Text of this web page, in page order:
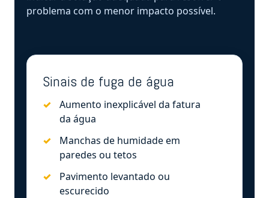
problema com o menor impacto possível.
Sinais de fuga de água
Aumento inexplicável da fatura
da água
Manchas de humidade em
paredes ou tetos
Pavimento levantado ou
escurecido